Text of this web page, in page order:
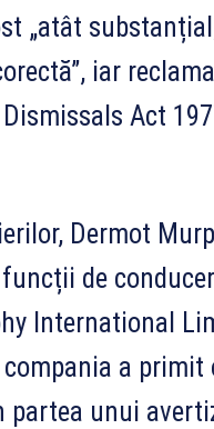
„atât
iar
Act
Dermot
de
International
a primit
partea unui